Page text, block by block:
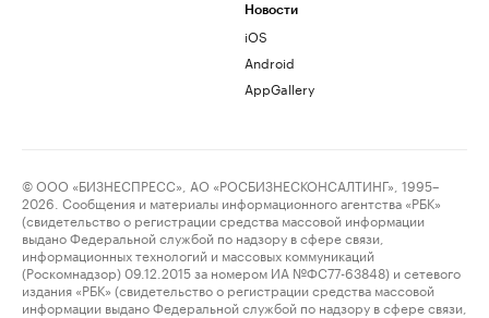
Новости
iOS
Android
AppGallery
© ООО «БИЗНЕСПРЕСС», АО «РОСБИЗНЕСКОНСАЛТИНГ», 1995–
2026. Сообщения и материалы информационного агентства «РБК»
(свидетельство о регистрации средства массовой информации
выдано Федеральной службой по надзору в сфере связи,
информационных технологий и массовых коммуникаций
(Роскомнадзор) 09.12.2015 за номером ИА №ФС77-63848) и сетевого
издания «РБК» (свидетельство о регистрации средства массовой
информации выдано Федеральной службой по надзору в сфере связи,